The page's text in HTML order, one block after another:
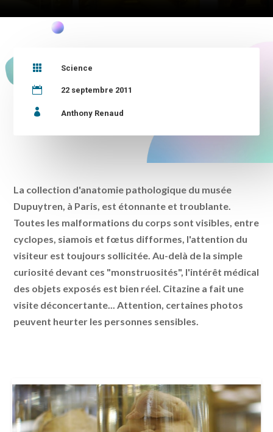
 Science
 22 septembre 2011
 Anthony Renaud
La collection d'anatomie pathologique du musée
Dupuytren, à Paris, est étonnante et troublante.
Toutes les malformations du corps sont visibles, entre
cyclopes, siamois et fœtus difformes, l'attention du
visiteur est toujours sollicitée. Au-delà de la simple
curiosité devant ces "monstruosités", l'intérêt médical
des objets exposés est bien réel. Citazine a fait une
visite déconcertante... Attention, certaines photos
peuvent heurter les personnes sensibles.